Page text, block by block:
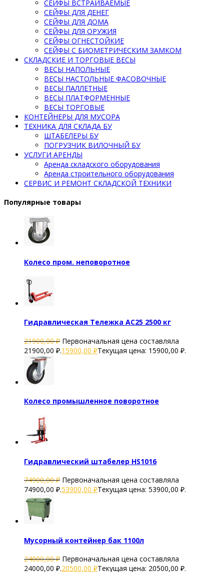
СЕЙФЫ ВСТРАИВАЕМЫЕ
СЕЙФЫ ДЛЯ ДЕНЕГ
СЕЙФЫ ДЛЯ ДОМА
СЕЙФЫ ДЛЯ ОРУЖИЯ
СЕЙФЫ ОГНЕСТОЙКИЕ
СЕЙФЫ С БИОМЕТРИЧЕСКИМ ЗАМКОМ
СКЛАДСКИЕ И ТОРГОВЫЕ ВЕСЫ
ВЕСЫ НАПОЛЬНЫЕ
ВЕСЫ НАСТОЛЬНЫЕ ФАСОВОЧНЫЕ
ВЕСЫ ПАЛЛЕТНЫЕ
ВЕСЫ ПЛАТФОРМЕННЫЕ
ВЕСЫ ТОРГОВЫЕ
КОНТЕЙНЕРЫ ДЛЯ МУСОРА
ТЕХНИКА ДЛЯ СКЛАДА БУ
ШТАБЕЛЕРЫ БУ
ПОГРУЗЧИК ВИЛОЧНЫЙ БУ
УСЛУГИ АРЕНДЫ
Аренда складского оборудования
Аренда строительного оборудования
СЕРВИС И РЕМОНТ СКЛАДСКОЙ ТЕХНИКИ
Популярные товары
Колесо пром. неповоротное
Гидравлическая Тележка AC25 2500 кг
21900,00₽ Первоначальная цена составляла
21900,00 ₽.15900,00 ₽Текущая цена: 15900,00 ₽.
Колесо промышленное поворотное
Гидравлический штабелер HS1016
74900,00₽ Первоначальная цена составляла
74900,00 ₽.53900,00 ₽Текущая цена: 53900,00 ₽.
Мусорный контейнер бак 1100л
24000,00₽ Первоначальная цена составляла
24000,00 ₽.20500,00 ₽Текущая цена: 20500,00 ₽.